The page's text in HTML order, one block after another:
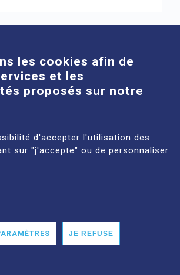
Cookies
les cookies afin de
et les
proposés sur notre
d'accepter l'utilisation des
sur "j'accepte" ou de personnaliser
JE REFUSE